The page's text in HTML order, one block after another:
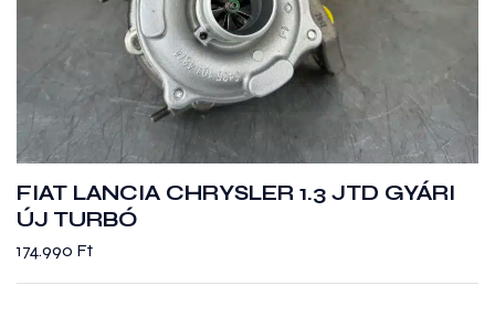
FIAT LANCIA CHRYSLER 1.3 JTD GYÁRI
ÚJ TURBÓ
174.990 Ft